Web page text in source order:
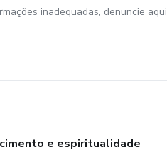
inadequadas, denuncie aqui
e espiritualidade